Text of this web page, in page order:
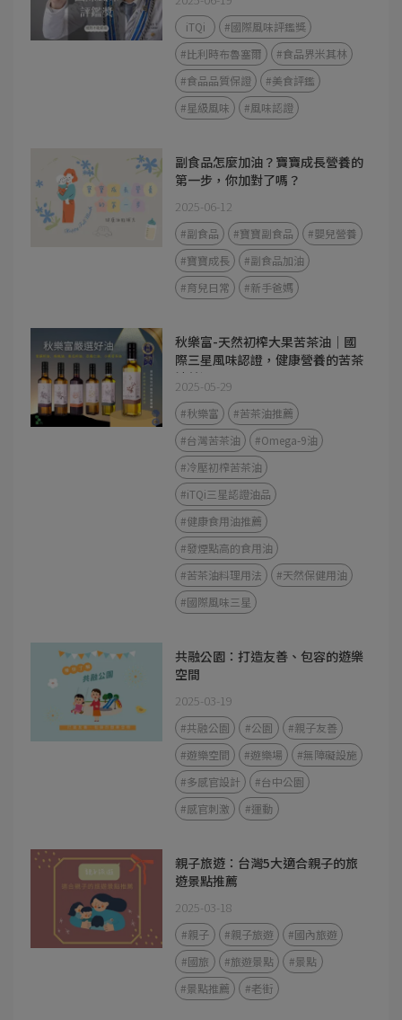
iTQi
#國際風味評鑑獎
#比利時布魯塞爾
#食品界米其林
#食品品質保證
#美食評鑑
#星級風味
#風味認證
副食品怎麼加油？寶寶成長營養的
第一步，你加對了嗎？
2025-06-12
#副食品 #寶寶副食品
#嬰兒營養
#寶寶成長
#副食品加油
#育兒日常
#新手爸媽
秋樂富-天然初榨大果苦茶油｜國
際三星風味認證，健康營養的苦茶
油首選
2025-05-29
#秋樂富
#苦茶油推薦
#台灣苦茶油
#Omega-9油
#冷壓初榨苦茶油
#iTQi三星認證油品
#健康食用油推薦
#發煙點高的食用油
#苦茶油料理用法
#天然保健用油
#國際風味三星
共融公園：打造友善、包容的遊樂
空間
2025-03-19
#共融公園 #公園
#親子友善
#遊樂空間
#遊樂場
#無障礙設施
#多感官設計
#台中公園
#感官刺激
#運動
親子旅遊：台灣5大適合親子的旅
遊景點推薦
2025-03-18
#親子 #親子旅遊
#國內旅遊
#國旅
#旅遊景點
#景點
#景點推薦
#老街